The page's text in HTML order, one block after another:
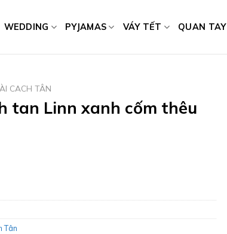
WEDDING PYJAMAS VÁY TẾT QUAN TAY
CACH TÂN
tan Linn xanh cốm thêu
Tân